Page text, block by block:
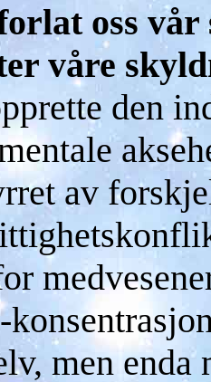
oss vår
våre
den
av
men